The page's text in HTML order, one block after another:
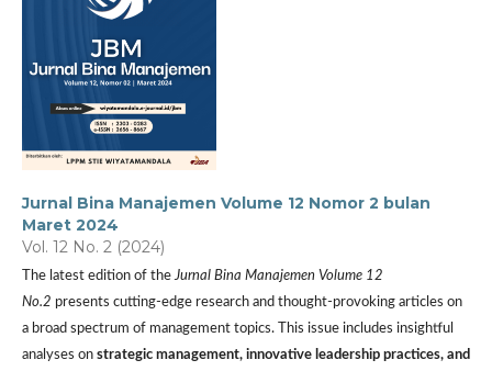
Jurnal Bina Manajemen Volume 12 Nomor 2 bulan
Maret 2024
Vol. 12 No. 2 (2024)
The latest edition of theJurnal Bina Manajemen Volume 12
No.2 presents cutting-edge research and thought-provoking articles on
a broad spectrum of management topics. This issue includes insightful
analyses on strategic management, innovative leadership practices, and